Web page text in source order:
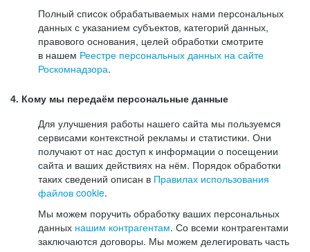
Полный список обрабатываемых нами персональных
данных с указанием субъектов, категорий данных,
правового основания, целей обработки смотрите
в нашем Реестре персональных данных на сайте
Роскомнадзора.
4. Кому мы передаём персональные данные
Для улучшения работы нашего сайта мы пользуемся
сервисами контекстной рекламы и статистики. Они
получают от нас доступ к информации о посещении
сайта и ваших действиях на нём. Порядок обработки
таких сведений описан в Правилах использования
файлов cookie.
Мы можем поручить обработку ваших персональных
данных нашим контрагентам. Со всеми контрагентами
заключаются договоры. Мы можем делегировать часть